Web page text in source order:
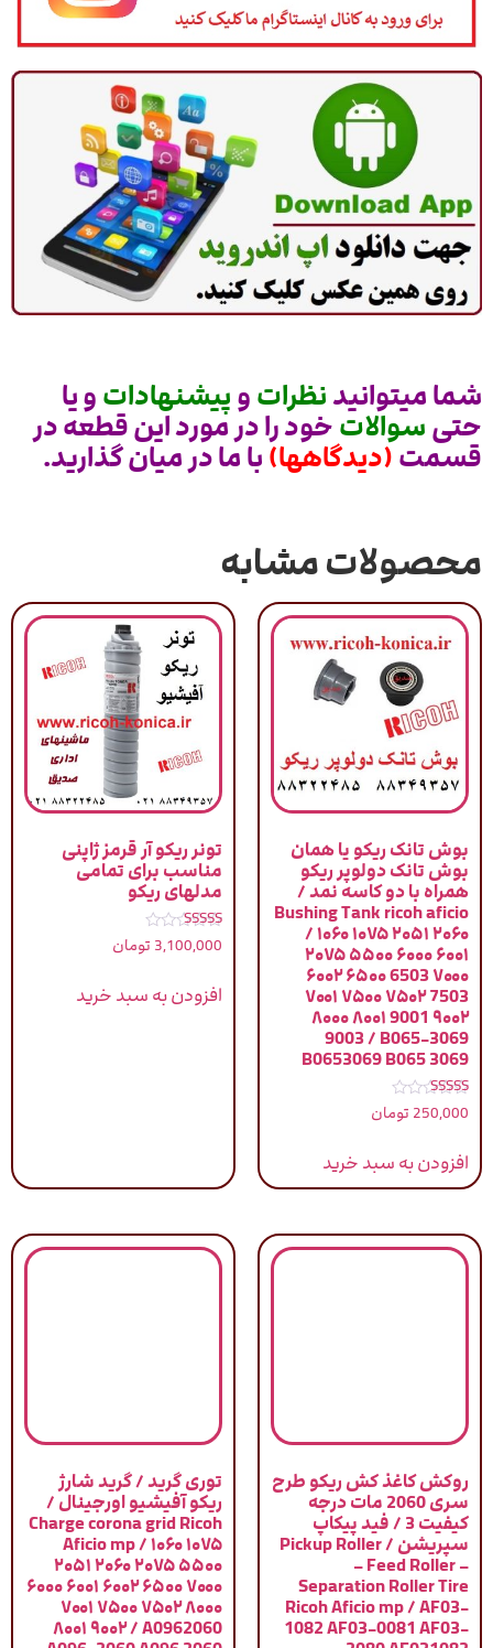
شما میتوانیدنظراتوپیشنهاداتو یا
حتیسوالاتخود را در مورد این قطعه در
قسمت(دیدگاهها)با ما در میان گذارید.
محصولات مشابه
بوش تانک ریکو یا همان
بوش تانک دولوپر ریکو
همراه با دو کاسه نمد /
Bushing Tank ricoh aficio
/ ۱۰۶۰ ۱۰۷۵ ۲۰۵۱ ۲۰۶۰
۲۰۷۵ ۵۵۰۰ ۶۰۰۰ ۶۰۰۱
۶۰۰۲ ۶۵۰۰ 6503 ۷۰۰۰
۷۰۰۱ ۷۵۰۰ ۷۵۰۲ 7503
۸۰۰۰ ۸۰۰۱ 9001 ۹۰۰۲
9003 / B065-3069
B0653069 B065 3069
نمره
5.00
250,000 تومان
افزودن به سبد خرید
تونر ریکو آر قرمز ژاپنی
مناسب برای تمامی
مدلهای ریکو
نمره
4.83
3,100,000 تومان
افزودن به سبد خرید
روکش کاغذ کش ریکو طرح
سری 2060 مات درجه
کیفیت 3 / فید پیکاپ
سپریشن / Pickup Roller
– Feed Roller –
Separation Roller Tire
Ricoh Aficio mp / AF03-
1082 AF03-0081 AF03-
توری گرید / گرید شارژ
ریکو آفیشیو اورجینال /
Charge corona grid Ricoh
Aficio mp / ۱۰۶۰ ۱۰۷۵
۲۰۵۱ ۲۰۶۰ ۲۰۷۵ ۵۵۰۰
۶۰۰۰ ۶۰۰۱ ۶۰۰۲ ۶۵۰۰ ۷۰۰۰
۷۰۰۱ ۷۵۰۰ ۷۵۰۲ ۸۰۰۰
۸۰۰۱ ۹۰۰۲ / A0962060